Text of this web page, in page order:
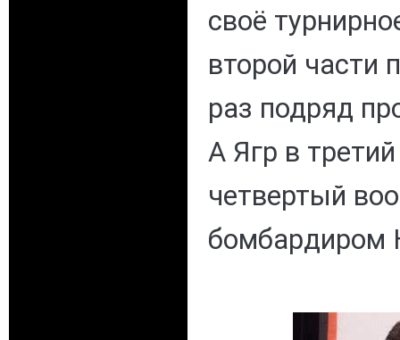
своё
второй части
раз подряд
А Ягр в
четвертый
бомбардиром